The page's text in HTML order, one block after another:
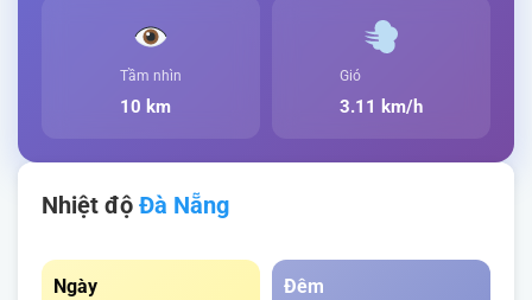
Tầm nhìn
10 km
Gió
3.11 km/h
Nhiệt độ Đà Nẵng
Ngày Đêm